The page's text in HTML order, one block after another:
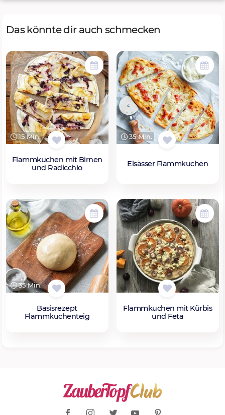
Das könnte dir auch schmecken
15 Min.
Flammkuchen mit Birnen
und Radicchio
35 Min.
Elsässer Flammkuchen
35 Min.
Basisrezept
Flammkuchenteig
Flammkuchen mit Kürbis
und Feta